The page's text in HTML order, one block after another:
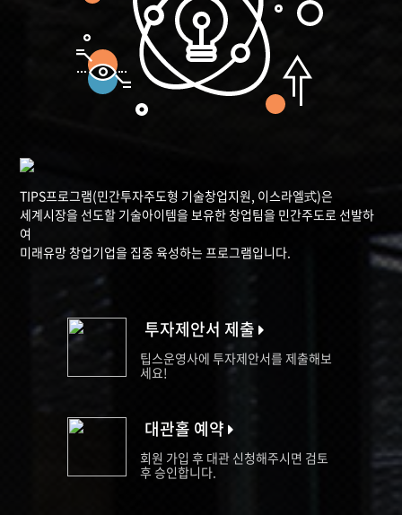
TIPS프로그램(민간투자주도형 기술창업지원, 이스라엘式)은
세계시장을 선도할 기술아이템을 보유한 창업팀을 민간주도로 선발하
여
미래유망 창업기업을 집중 육성하는 프로그램입니다.
투자제안서 제출
팁스운영사에 투자제안서를 제출해보
세요!
대관홀 예약
회원 가입 후 대관 신청해주시면 검토
후 승인합니다.